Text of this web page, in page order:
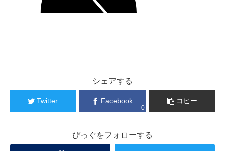
シェアする
Twitter Facebook
0
コピー
びっぐをフォローする